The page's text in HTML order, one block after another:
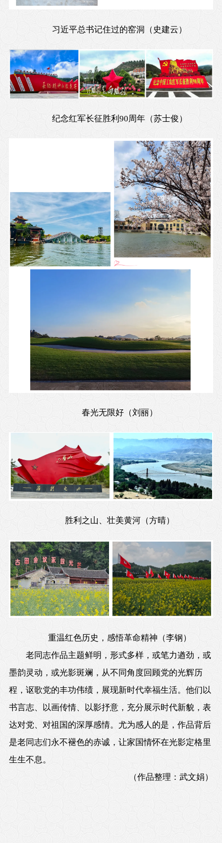
习近平总书记住过的窑洞（史建云）
纪念红军长征胜利90周年（苏士俊）
春光无限好（刘丽）
胜利之山、壮美黄河（方晴）
重温红色历史，感悟革命精神（李钢）
老同志作品主题鲜明，形式多样，或笔力遒劲，或
墨韵灵动，或光影斑斓，从不同角度回顾党的光辉历
程，讴歌党的丰功伟绩，展现新时代幸福生活。他们以
书言志、以画传情、以影抒意，充分展示时代新貌，表
达对党、对祖国的深厚感情。尤为感人的是，作品背后
是老同志们永不褪色的赤诚，让家国情怀在光影定格里
生生不息。
（作品整理：武文娟）